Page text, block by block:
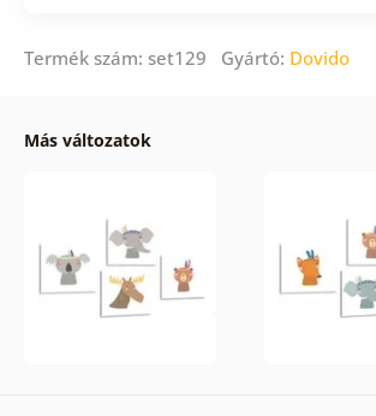
Termék szám: set129 Gyártó: Dovido
Más változatok